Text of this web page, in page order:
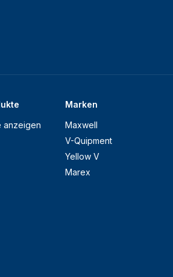
anzeigen
Marken
Maxwell
V-Quipment
Yellow V
Marex